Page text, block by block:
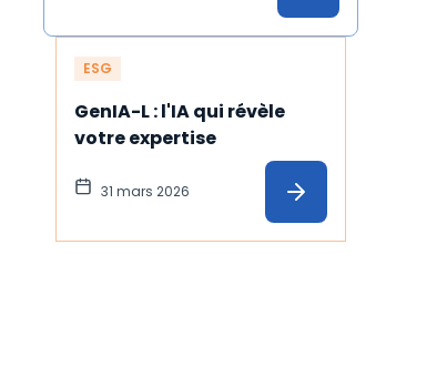
ESG
GenIA-L : l'IA qui révèle
votre expertise
31 mars 2026